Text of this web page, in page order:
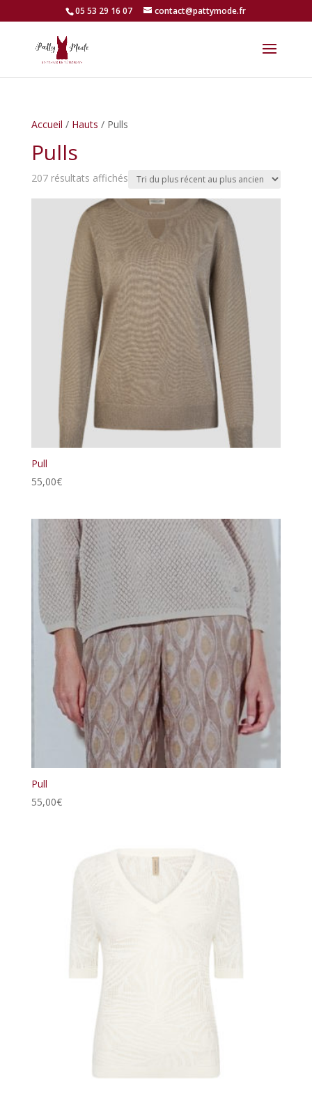
05 53 29 16 07 contact@pattymode.fr
Accueil / Hauts / Pulls
Pulls
207 résultats affichésTrié
plus
récent
plus
ancien
Pull
55,00€
Pull
55,00€